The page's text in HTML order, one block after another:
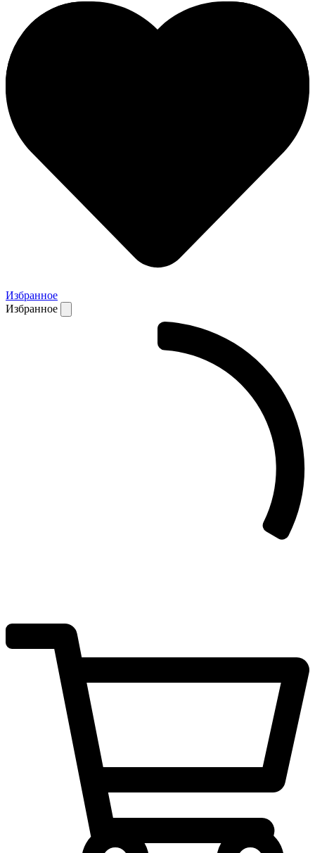
Избранное
Избранное